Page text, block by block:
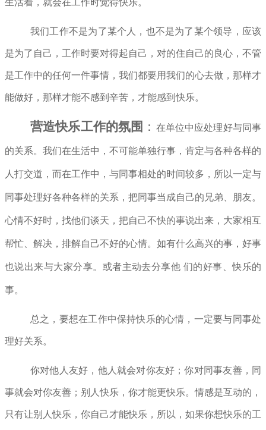
我们工作不是为了某个人，也不是为了某个领导，应该
是为了自己，工作时要对得起自己，对的住自己的良心，不管
是工作中的任何一件事情，我们都要用我们的心去做，那样才
能做好，那样才能不感到辛苦，才能感到快乐。
营造快乐工作的氛围 ： 在单位中应处理好与同事
的关系。我们在生活中，不可能单独行事，肯定与各种各样的
人打交道，而在工作中，与同事相处的时间较多，所以一定与
同事处理好各种各样的关系，把同事当成自己的兄弟、朋友。
心情不好时，找他们谈天，把自己不快的事说出来，大家相互
帮忙、解决，排解自己不好的心情。如有什么高兴的事，好事
也说出来与大家分享。或者主动去分享他 们的好事、快乐的
事。
总之，要想在工作中保持快乐的心情，一定要与同事处
理好关系。
你对他人友好，他人就会对你友好；你对同事友善，同
事就会对你友善；别人快乐，你才能更快乐。情感是互动的，
只有让别人快乐，你自己才能快乐，所以，如果你想快乐的工